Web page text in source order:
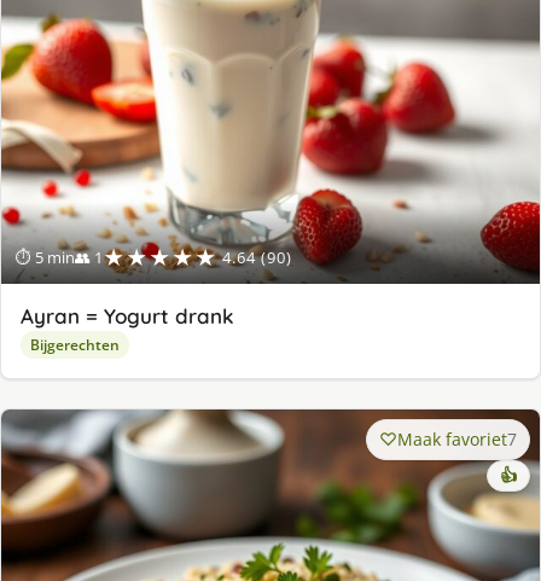
⏱ 5 min👥 1★★★★★ 4.64 (90)
Ayran = Yogurt drank
Bijgerechten
Maak favoriet7
👍